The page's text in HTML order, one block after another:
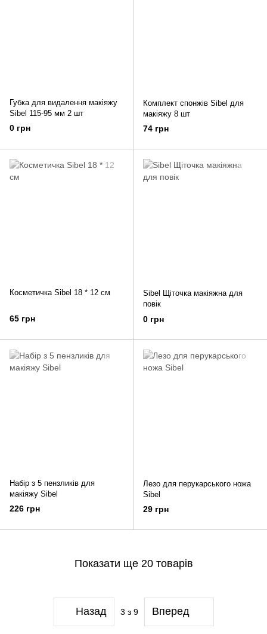
Губка для видалення макіяжу
Sibel 115-95 мм 2 шт
0 грн
Комплект спонжів Sibel для
макіяжу 8 шт
74 грн
Косметичка Sibel 18 * 12 см
65 грн
Sibel Щіточка макіяжна для
повік
0 грн
Набір з 5 пензликів для
макіяжу Sibel
226 грн
Лезо для перукарського ножа
Sibel
29 грн
Показати ще 20 товарів
Назад 3 з 9 Вперед